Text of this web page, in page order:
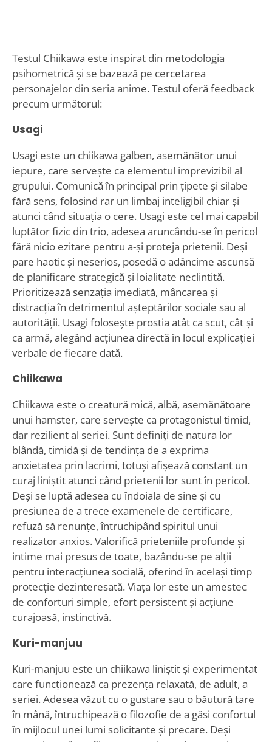
Testul Chiikawa este inspirat din metodologia
psihometrică și se bazează pe cercetarea
personajelor din seria anime. Testul oferă feedback
precum următorul:
Usagi
Usagi este un chiikawa galben, asemănător unui
iepure, care servește ca elementul imprevizibil al
grupului. Comunică în principal prin țipete și silabe
fără sens, folosind rar un limbaj inteligibil chiar și
atunci când situația o cere. Usagi este cel mai capabil
luptător fizic din trio, adesea aruncându-se în pericol
fără nicio ezitare pentru a-și proteja prietenii. Deși
pare haotic și neserios, posedă o adâncime ascunsă
de planificare strategică și loialitate neclintită.
Prioritizează senzația imediată, mâncarea și
distracția în detrimentul așteptărilor sociale sau al
autorității. Usagi folosește prostia atât ca scut, cât și
ca armă, alegând acțiunea directă în locul explicației
verbale de fiecare dată.
Chiikawa
Chiikawa este o creatură mică, albă, asemănătoare
unui hamster, care servește ca protagonistul timid,
dar rezilient al seriei. Sunt definiți de natura lor
blândă, timidă și de tendința de a exprima
anxietatea prin lacrimi, totuși afișează constant un
curaj liniștit atunci când prietenii lor sunt în pericol.
Deși se luptă adesea cu îndoiala de sine și cu
presiunea de a trece examenele de certificare,
refuză să renunțe, întruchipând spiritul unui
realizator anxios. Valorifică prieteniile profunde și
intime mai presus de toate, bazându-se pe alții
pentru interacțiunea socială, oferind în același timp
protecție dezinteresată. Viața lor este un amestec
de conforturi simple, efort persistent și acțiune
curajoasă, instinctivă.
Kuri-manjuu
Kuri-manjuu este un chiikawa liniștit și experimentat
care funcționează ca prezența relaxată, de adult, a
seriei. Adesea văzut cu o gustare sau o băutură tare
în mână, întruchipează o filozofie de a găsi confortul
în mijlocul unei lumi solicitante și precare. Deși